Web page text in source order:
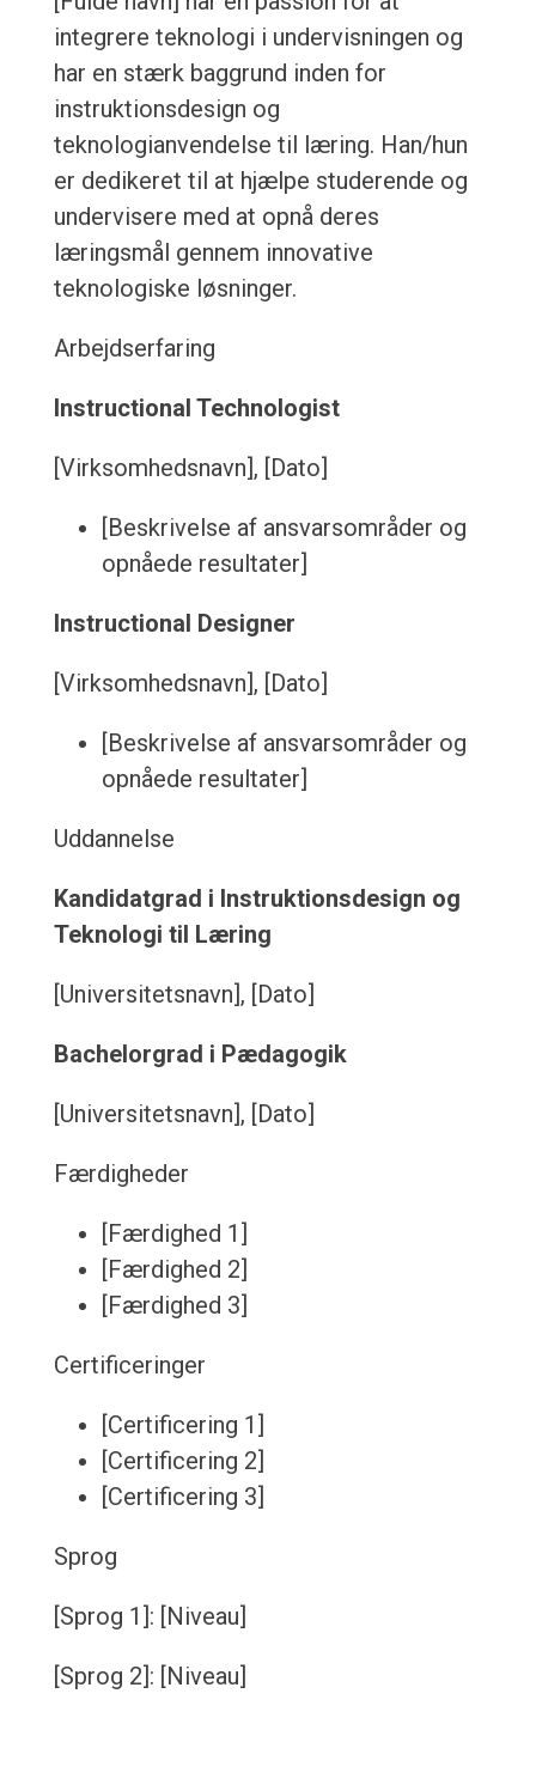
integrere teknologi i undervisningen og
har en stærk baggrund inden for
instruktionsdesign og
teknologianvendelse til læring. Han/hun
er dedikeret til at hjælpe studerende og
undervisere med at opnå deres
læringsmål gennem innovative
teknologiske løsninger.
Arbejdserfaring
Instructional Technologist
[Virksomhedsnavn], [Dato]
[Beskrivelse af ansvarsområder og
opnåede resultater]
Instructional Designer
[Virksomhedsnavn], [Dato]
[Beskrivelse af ansvarsområder og
opnåede resultater]
Uddannelse
Kandidatgrad i Instruktionsdesign og
Teknologi til Læring
[Universitetsnavn], [Dato]
Bachelorgrad i Pædagogik
[Universitetsnavn], [Dato]
Færdigheder
[Færdighed 1]
[Færdighed 2]
[Færdighed 3]
Certificeringer
[Certificering 1]
[Certificering 2]
[Certificering 3]
Sprog
[Sprog 1]: [Niveau]
[Sprog 2]: [Niveau]